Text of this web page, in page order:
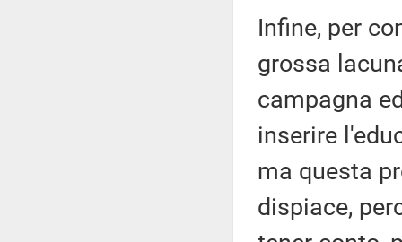
Infine, per
grossa
campagna
inserire
ma questa
dispiace,